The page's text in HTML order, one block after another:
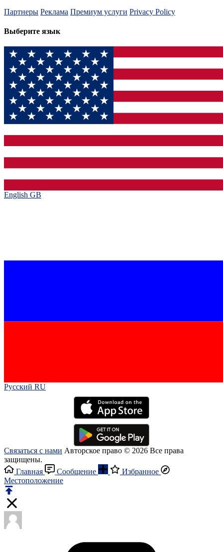
Партнеры Реклама Премиум услуги Privacy Policy
Выберите язык
English GB‎
Русский RU‎
Связаться с нами Авторское право © 2026 Все права
защищены.
Главная
Сообщение
Избранное
Местоположение